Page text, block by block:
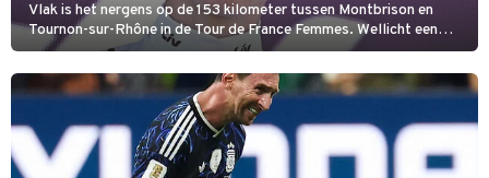
Vlak is het nergens op de 153 kilometer tussen Montbrison en
Tournon-sur-Rhône in de Tour de France Femmes. Wellicht een
kans voor Nienke Vinke, die vorig jaar de witte trui won.